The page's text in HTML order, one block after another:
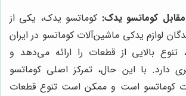
کوماتسو یدک: کوماتسو یدک، یکی از
لوازم یدکی ماشین‌آلات کوماتسو در ایران
بالایی از قطعات را ارائه می‌دهد و
دارد. با این حال، تمرکز اصلی کوماتسو
کوماتسو است و ممکن است تنوع قطعات